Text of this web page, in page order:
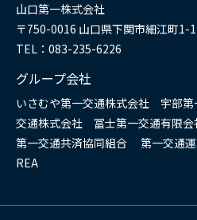
山口第一株式会社
〒750-0016 山口県下関市細江町1-
TEL：083-235-6226
グループ会社
いさむや第一交通株式会社 宇部
交通株式会社 冨士第一交通有限
第一交通共済協同組合 第一交通
REA